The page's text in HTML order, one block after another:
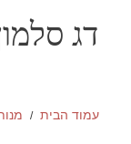
דג
עמוד הבית